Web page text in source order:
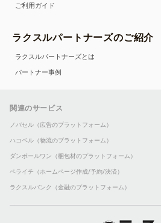
ご利用ガイド
ラクスルパートナーズのご紹介
ラクスルパートナーズとは
パートナー事例
関連のサービス
ノバセル（広告のプラットフォーム）
ハコベル（物流のプラットフォーム）
ダンボールワン（梱包材のプラットフォーム）
ペライチ（ホームページ作成/予約/決済）
ラクスルバンク（金融のプラットフォーム）